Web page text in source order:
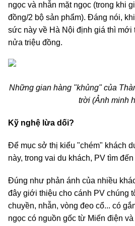
ngọc và nhẫn mặt ngọc (trong khi
đồng/2 bộ sản phẩm). Đáng nói,
sức này về Hà Nội định giá thì mới
nửa triệu đồng.
Những gian hàng "khủng" của
trời (Ảnh minh
Kỹ nghệ lừa dối?
Để mục sở thị kiểu "chém" khách
này, trong vai du khách, PV tìm
Đúng như phản ánh của nhiều
đây giới thiệu cho cánh PV chúng
chuyền, nhẫn, vòng đeo cổ... có
ngọc có nguồn gốc từ Miến điện